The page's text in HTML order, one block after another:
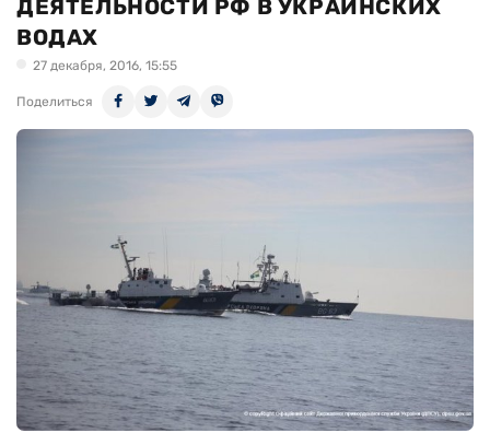
ДЕЯТЕЛЬНОСТИ РФ В УКРАИНСКИХ
ВОДАХ
27 декабря, 2016, 15:55
Поделиться